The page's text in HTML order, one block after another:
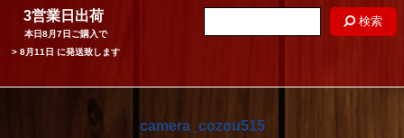
3営業日出荷
本日8月7日 ご購入で
> 8月11日 に発送致します
検索
camera_cozou515